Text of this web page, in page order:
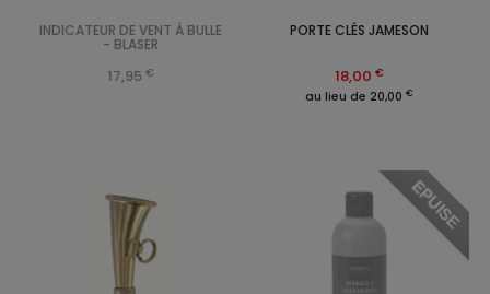
PORTE CLÉS JAMESON
18,00 €
au lieu de 20,00 €
EPUISE
INDICATEUR DE VENT À BULLE
- BLASER
17,95 €